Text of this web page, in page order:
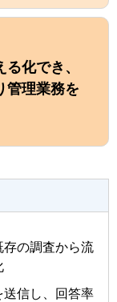
化でき、
管理業務を
存の調査から流
送信し、回答率